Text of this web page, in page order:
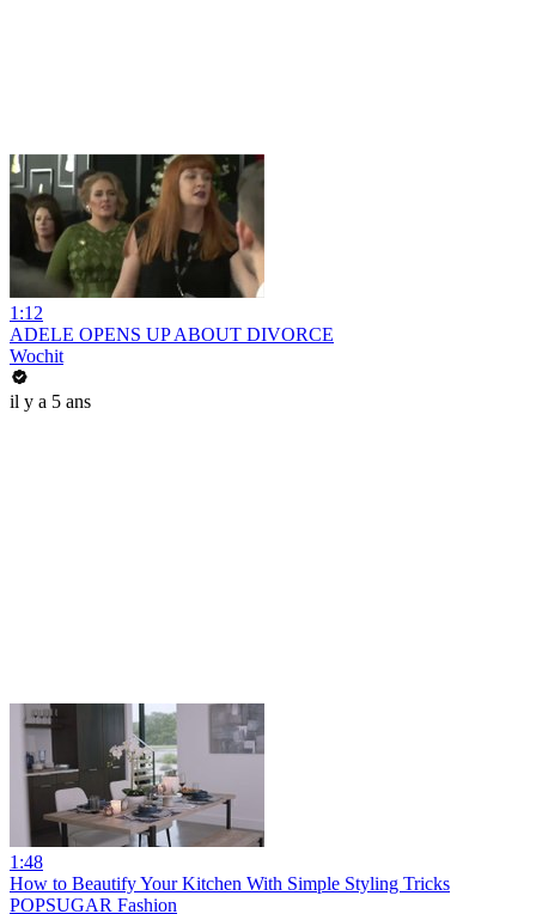
1:12
ADELE OPENS UP ABOUT DIVORCE
Wochit
il y a 5 ans
1:48
How to Beautify Your Kitchen With Simple Styling Tricks
POPSUGAR Fashion